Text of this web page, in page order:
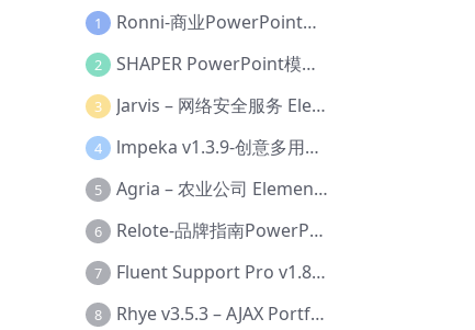
1 Ronni-商业PowerPoint模板【Dc-0077】
2 SHAPER PowerPoint模板【Dc-0184】
3 Jarvis – 网络安全服务 Elementor 模板套件【Aa-0035】
4 lmpeka v1.3.9-创意多用途 WordPress 主题【Be-0064】
5 Agria – 农业公司 Elementor Pro 模板套件【Aa-0003】
6 Relote-品牌指南PowerPoint模板【Dc-0076】
7 Fluent Support Pro v1.8.1 – WordPress 支持票务系统【Cc-0041】
8 Rhye v3.5.3 – AJAX Portfolio WordPress 主题【Bi-0049】